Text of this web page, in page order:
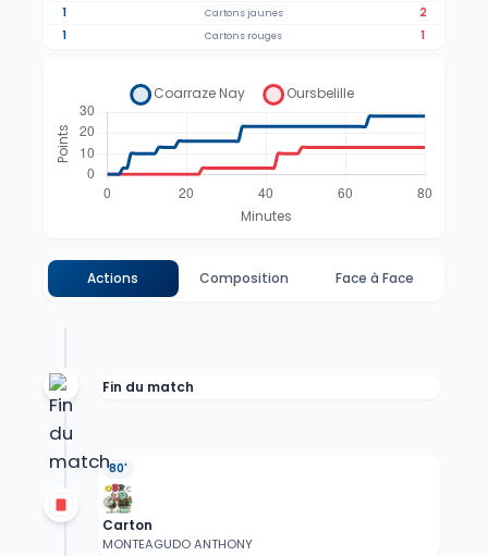
1
Cartons jaunes
2
1
Cartons rouges 1
Actions Composition Face à Face
Fin du match
80'
Carton
MONTEAGUDO ANTHONY